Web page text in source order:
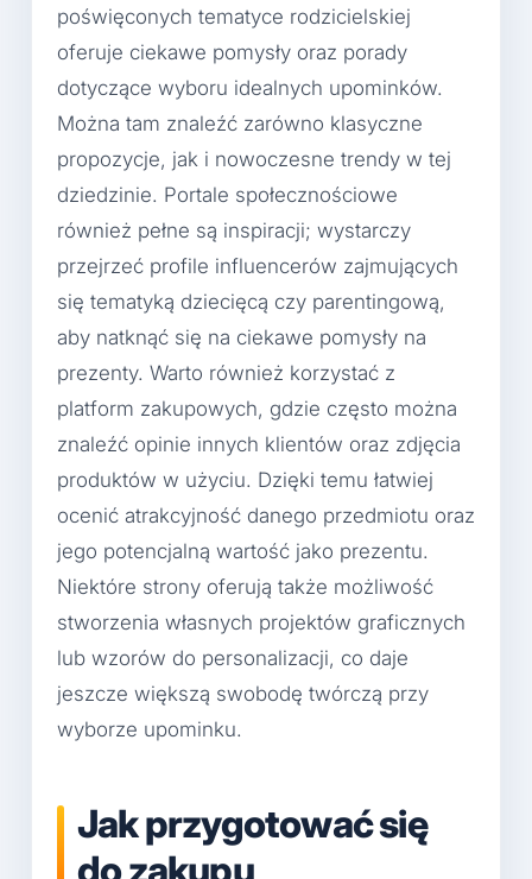
poświęconych tematyce rodzicielskiej
oferuje ciekawe pomysły oraz porady
dotyczące wyboru idealnych upominków.
Można tam znaleźć zarówno klasyczne
propozycje, jak i nowoczesne trendy w tej
dziedzinie. Portale społecznościowe
również pełne są inspiracji; wystarczy
przejrzeć profile influencerów zajmujących
się tematyką dziecięcą czy parentingową,
aby natknąć się na ciekawe pomysły na
prezenty. Warto również korzystać z
platform zakupowych, gdzie często można
znaleźć opinie innych klientów oraz zdjęcia
produktów w użyciu. Dzięki temu łatwiej
ocenić atrakcyjność danego przedmiotu oraz
jego potencjalną wartość jako prezentu.
Niektóre strony oferują także możliwość
stworzenia własnych projektów graficznych
lub wzorów do personalizacji, co daje
jeszcze większą swobodę twórczą przy
wyborze upominku.
Jak przygotować się